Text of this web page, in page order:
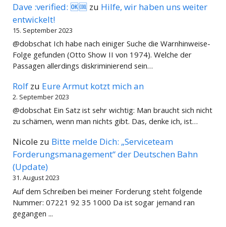
Dave :verified: 🆗🆒 zu Hilfe, wir haben uns weiter
entwickelt!
15. September 2023
@dobschat Ich habe nach einiger Suche die Warnhinweise-
Folge gefunden (Otto Show II von 1974). Welche der
Passagen allerdings diskriminierend sein…
Rolf zu Eure Armut kotzt mich an
2. September 2023
@dobschat Ein Satz ist sehr wichtig: Man braucht sich nicht
zu schämen, wenn man nichts gibt. Das, denke ich, ist…
Nicole zu Bitte melde Dich: „Serviceteam
Forderungsmanagement“ der Deutschen Bahn
(Update)
31. August 2023
Auf dem Schreiben bei meiner Forderung steht folgende
Nummer: 07221 92 35 1000 Da ist sogar jemand ran
gegangen ...